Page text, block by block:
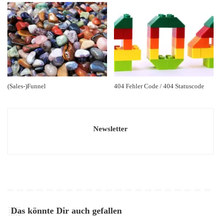
(Sales-)Funnel 404 Fehler Code / 404 Statuscode
Newsletter
Das könnte Dir auch gefallen